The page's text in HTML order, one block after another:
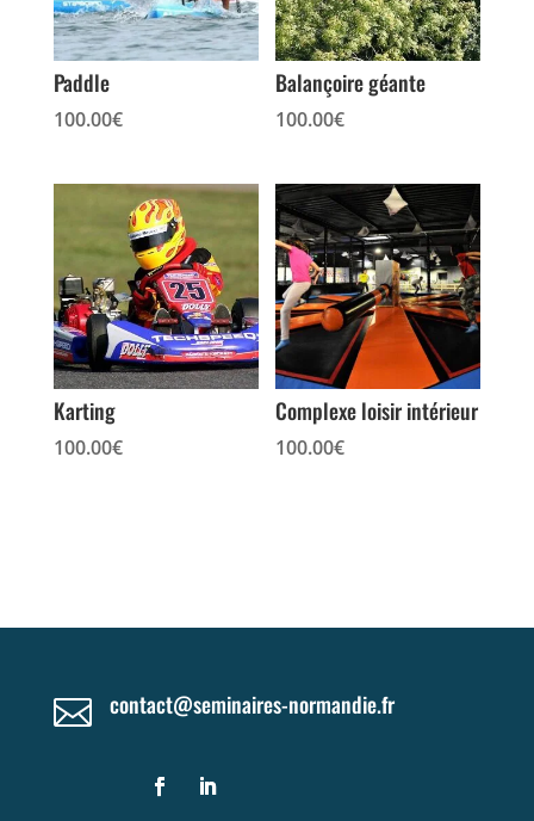
Paddle
100.00€
Balançoire géante
100.00€
Karting
100.00€
Complexe loisir intérieur
100.00€
 contact@seminaires-normandie.fr